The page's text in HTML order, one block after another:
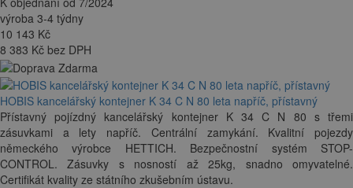
výroba 3-4 týdny
10 143 Kč
8 383 Kč bez DPH
HOBIS kancelářský kontejner K 34 C N 80 leta napříč, přístavný
Přístavný pojízdný kancelářský kontejner K 34 C N 80 s třemi
zásuvkami a lety napříč. Centrální zamykání. Kvalitní pojezdy
německého výrobce HETTICH. Bezpečnostní systém STOP-
CONTROL. Zásuvky s nosností až 25kg, snadno omyvatelné.
Certifikát kvality ze státního zkušebním ústavu.